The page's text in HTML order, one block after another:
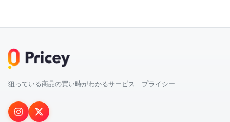
狙っている商品の買い時がわかるサービス プライシー